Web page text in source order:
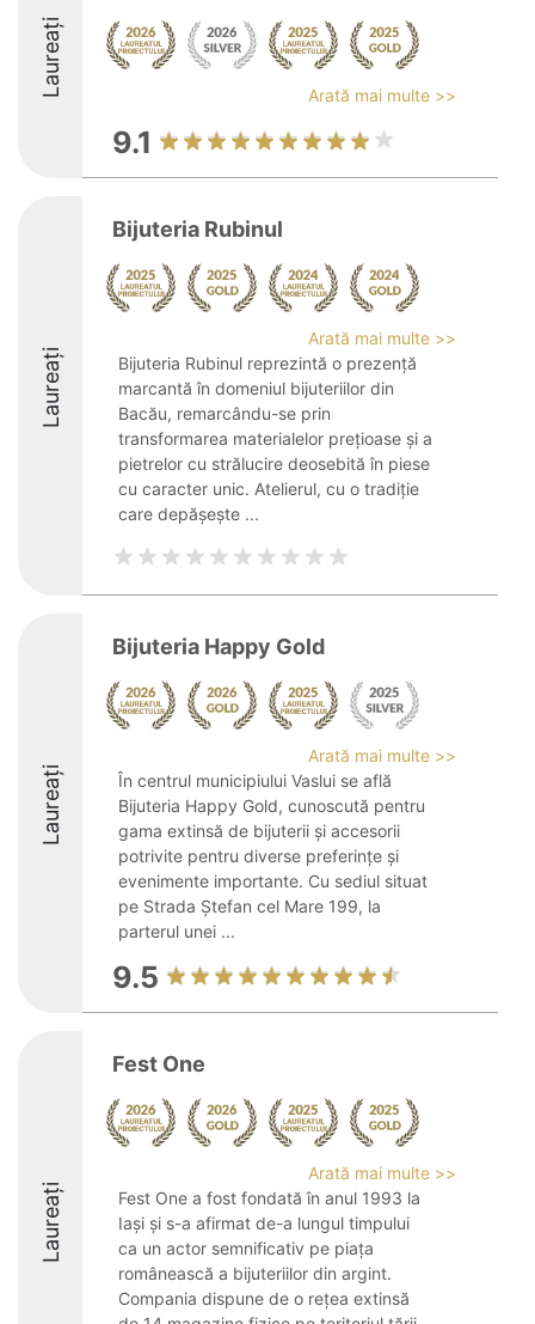
Laureați Arată mai multe >>
9.1
Laureați
Bijuteria Rubinul
Arată mai multe >>
Bijuteria Rubinul reprezintă o prezență
marcantă în domeniul bijuteriilor din
Bacău, remarcându-se prin
transformarea materialelor prețioase și a
pietrelor cu strălucire deosebită în piese
cu caracter unic. Atelierul, cu o tradiție
care depășește ...
Laureați
Bijuteria Happy Gold
Arată mai multe >>
În centrul municipiului Vaslui se află
Bijuteria Happy Gold, cunoscută pentru
gama extinsă de bijuterii și accesorii
potrivite pentru diverse preferințe și
evenimente importante. Cu sediul situat
pe Strada Ștefan cel Mare 199, la
parterul unei ...
9.5
Laureați
Fest One
Arată mai multe >>
Fest One a fost fondată în anul 1993 la
Iași și s-a afirmat de-a lungul timpului
ca un actor semnificativ pe piața
românească a bijuteriilor din argint.
Compania dispune de o rețea extinsă